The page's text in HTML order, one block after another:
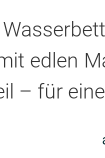
edlen
– für